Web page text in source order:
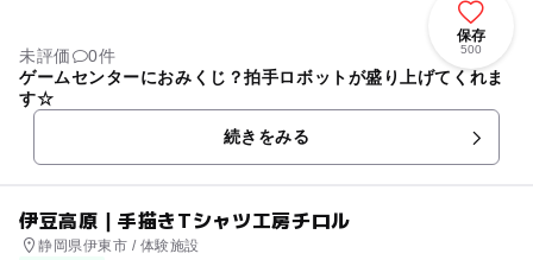
保存
500
未評価
0件
ゲームセンターにおみくじ？拍手ロボットが盛り上げてくれま
す☆
続きをみる
伊豆高原｜手描きTシャツ工房チロル
静岡県伊東市 / 体験施設